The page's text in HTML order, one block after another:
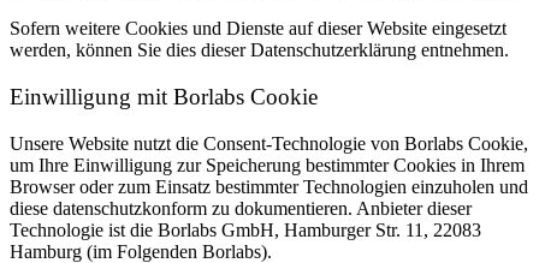
Sofern weitere Cookies und Dienste auf dieser Website eingesetzt
werden, können Sie dies dieser Datenschutzerklärung entnehmen.
Einwilligung mit Borlabs Cookie
Unsere Website nutzt die Consent-Technologie von Borlabs Cookie,
um Ihre Einwilligung zur Speicherung bestimmter Cookies in Ihrem
Browser oder zum Einsatz bestimmter Technologien einzuholen und
diese datenschutzkonform zu dokumentieren. Anbieter dieser
Technologie ist die Borlabs GmbH, Hamburger Str. 11, 22083
Hamburg (im Folgenden Borlabs).